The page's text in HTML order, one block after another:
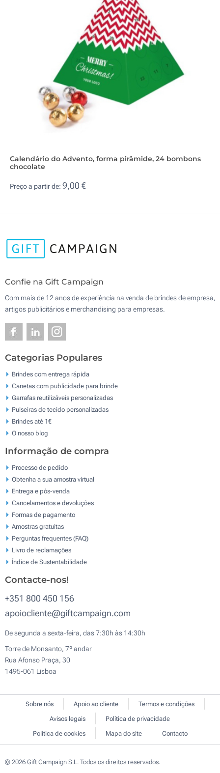
Calendário do Advento, forma pirâmide, 24 bombons
chocolate
Preço a partir de: 9,00 €
Confie na Gift Campaign
Com mais de 12 anos de experiência na venda de brindes de empresa,
artigos publicitários e merchandising para empresas.
Categorias Populares
Brindes com entrega rápida
Canetas com publicidade para brinde
Garrafas reutilizáveis personalizadas
Pulseiras de tecido personalizadas
Brindes até 1€
O nosso blog
Informação de compra
Processo de pedido
Obtenha a sua amostra virtual
Entrega e pós-venda
Cancelamentos e devoluções
Formas de pagamento
Amostras gratuitas
Perguntas frequentes (FAQ)
Livro de reclamaçōes
Índice de Sustentabilidade
Contacte-nos!
+351 800 450 156
apoiocliente@giftcampaign.com
De segunda a sexta-feira, das 7:30h às 14:30h
Torre de Monsanto, 7º andar
Rua Afonso Praça, 30
1495-061 Lisboa
Sobre nós Apoio ao cliente
Termos e condições
Avisos legais
Política de privacidade
Política de cookies
Mapa do site Contacto
© 2026 Gift Campaign S.L. Todos os direitos reservados.